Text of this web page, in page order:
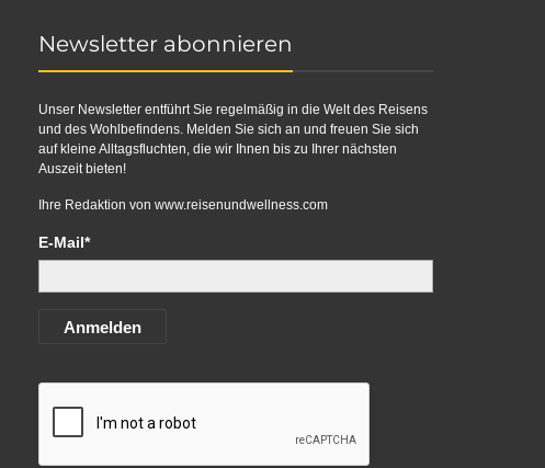
Newsletter abonnieren
Unser Newsletter entführt Sie regelmäßig in die Welt des Reisens
und des Wohlbefindens. Melden Sie sich an und freuen Sie sich
auf kleine Alltagsfluchten, die wir Ihnen bis zu Ihrer nächsten
Auszeit bieten!
Ihre Redaktion von www.reisenundwellness.com
E-Mail*
Anmelden